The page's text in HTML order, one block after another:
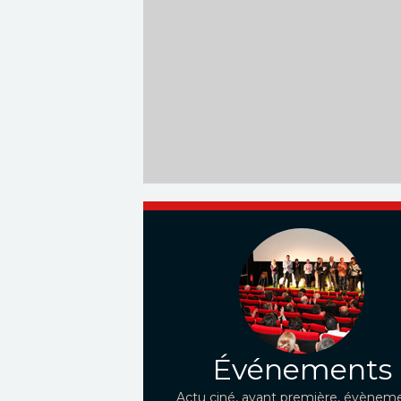
Événements
Actu ciné, avant première,